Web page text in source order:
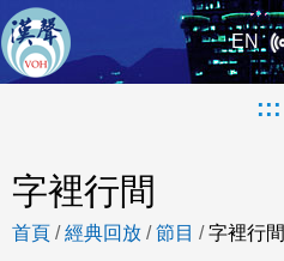
EN
:::
字裡行間
首頁 /經典回放 /節目 /字裡行間